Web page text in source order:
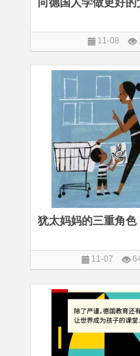
11-08
犹太妈妈的三重角
11-07